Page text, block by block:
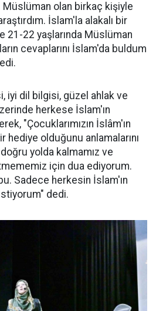
Müslüman olan birkaç kişiyle
İslam'la alakalı bir
21-22 yaşlarında Müslüman
cevaplarını İslam'da buldum
iyi dil bilgisi, güzel ahlak ve
herkese İslam'ın
"Çocuklarımızın İslâm'ın
hediye olduğunu anlamalarını
yolda kalmamız ve
için dua ediyorum.
Sadece herkesin İslam'ın
dedi.